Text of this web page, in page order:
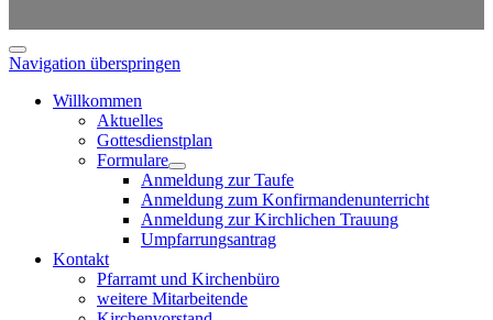
Navigation überspringen
Willkommen
Aktuelles
Gottesdienstplan
Formulare
Anmeldung zur Taufe
Anmeldung zum Konfirmandenunterricht
Anmeldung zur Kirchlichen Trauung
Umpfarrungsantrag
Kontakt
Pfarramt und Kirchenbüro
weitere Mitarbeitende